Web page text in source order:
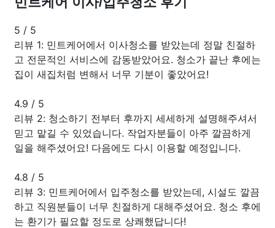
5 / 5
리뷰 1: 민트케어에서 이사청소를 받았는데 정말 친절하
고 전문적인 서비스에 감동받았어요. 청소가 끝난 후에는
집이 새집처럼 변해서 너무 기분이 좋았어요!
4.9 / 5
리뷰 2: 청소하기 전부터 후까지 세세하게 설명해주셔서
믿고 맡길 수 있었습니다. 작업자분들이 아주 깔끔하게
일을 해주셨어요! 다음에도 다시 이용할 예정입니다.
4.8 / 5
리뷰 3: 민트케어에서 입주청소를 받았는데, 시설도 깔끔
하고 직원분들이 너무 친절하게 대해주셨어요. 청소 후에
는 환기가 필요할 정도로 상쾌했답니다!